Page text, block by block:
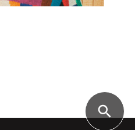
search